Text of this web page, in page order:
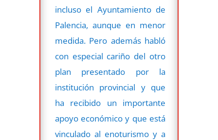
incluso el Ayuntamiento de
Palencia, aunque en menor
medida. Pero además habló
con especial cariño del otro
plan presentado por la
institución provincial y que
ha recibido un importante
apoyo económico y que está
vinculado al enoturismo y a